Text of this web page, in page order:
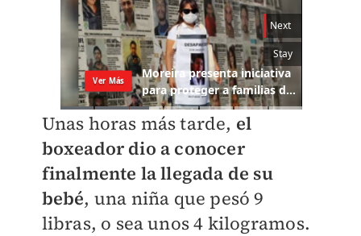
​Unas horas más tarde, el
boxeador dio a conocer
finalmente la llegada de su
bebé, una niña que pesó 9
libras, o sea unos 4 kilogramos.